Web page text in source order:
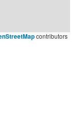
contributors